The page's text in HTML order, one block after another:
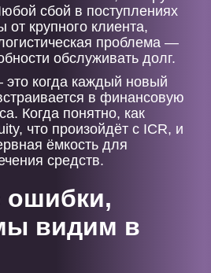
сбой в поступлениях
крупного клиента,
проблема —
обслуживать долг.
когда каждый новый
в финансовую
Когда понятно, как
что произойдёт с ICR, и
ёмкость для
средств.
ошибки,
видим в